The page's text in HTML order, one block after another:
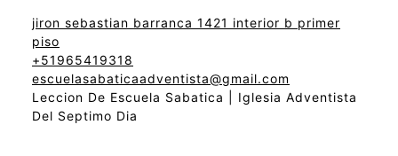
jiron sebastian barranca 1421 interior b primer
piso
+51965419318
escuelasabaticaadventista@gmail.com
Leccion De Escuela Sabatica | Iglesia Adventista
Del Septimo Dia